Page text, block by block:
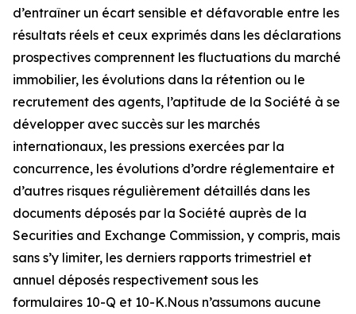
d’entraîner un écart sensible et défavorable entre les
résultats réels et ceux exprimés dans les déclarations
prospectives comprennent les fluctuations du marché
immobilier, les évolutions dans la rétention ou le
recrutement des agents, l’aptitude de la Société à se
développer avec succès sur les marchés
internationaux, les pressions exercées par la
concurrence, les évolutions d’ordre réglementaire et
d’autres risques régulièrement détaillés dans les
documents déposés par la Société auprès de la
Securities and Exchange Commission, y compris, mais
sans s’y limiter, les derniers rapports trimestriel et
annuel déposés respectivement sous les
formulaires 10-Q et 10-K.Nous n’assumons aucune